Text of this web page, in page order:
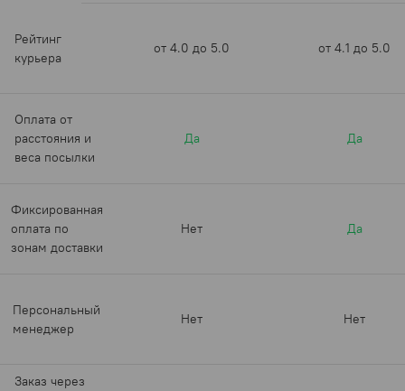
Рейтинг
курьера
от 4.0 до 5.0 от 4.1 до 5.0
Оплата от
расстояния и
веса посылки
Да Да
Фиксированная
оплата по
зонам доставки
Нет Да
Персональный
менеджер
Нет Нет
Заказ через